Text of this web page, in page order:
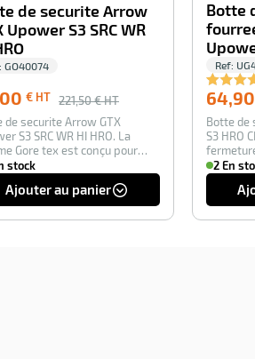
de securite Arrow
Upower S3 SRC WR
GO40074
€ HT 221,50 € HT
de securite Arrow GTX
S3 SRC WR HI HRO. La
Gore tex est conçu pour
chaussure…
stock
Ajouter au panier
Botte
Ref:
64,90
Botte de
S3 HRO
2 En